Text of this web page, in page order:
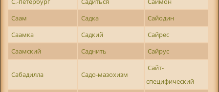
Саам
Садка
Сайодин
Саамка
Садкий
Сайрес
Саамский
Саднить Сайрус
Сабадилла Садо-мазохизм
Сайт-
специфический